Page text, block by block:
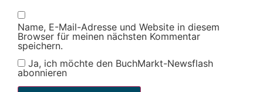
Name, E-Mail-Adresse und Website in diesem
Browser für meinen nächsten Kommentar
speichern.
Ja, ich möchte den BuchMarkt-Newsflash
abonnieren